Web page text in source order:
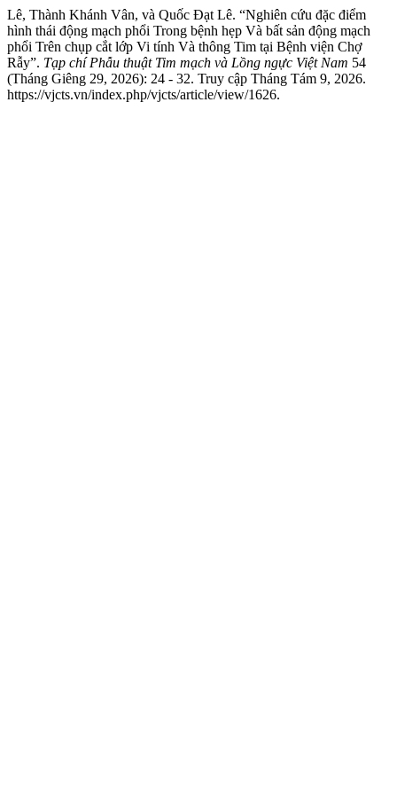
Lê, Thành Khánh Vân, và Quốc Đạt Lê. “Nghiên cứu đặc điểm
hình thái động mạch phổi Trong bệnh hẹp Và bất sản động mạch
phổi Trên chụp cắt lớp Vi tính Và thông Tim tại Bệnh viện Chợ
Rẫy”. Tạp chí Phẫu thuật Tim mạch và Lồng ngực Việt Nam 54
(Tháng Giêng 29, 2026): 24 - 32. Truy cập Tháng Tám 9, 2026.
https://vjcts.vn/index.php/vjcts/article/view/1626.